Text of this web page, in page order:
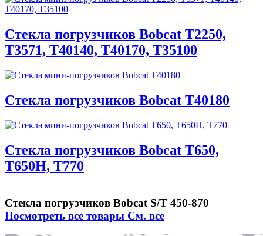
Стекла погрузчиков Bobcat T2250,
T3571, T40140, T40170, T35100
Стекла погрузчиков Bobcat T40180
Стекла погрузчиков Bobcat T650,
T650H, T770
Стекла погрузчиков Bobcat S/T 450-870
Посмотреть все товары См. все